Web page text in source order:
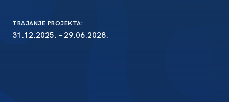
TRAJANJE PROJEKTA:
31.12.2025. – 29.06.2028.